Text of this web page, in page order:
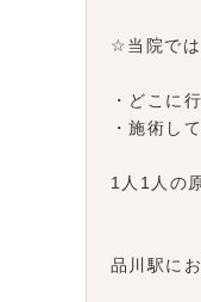
☆当院では
・どこに
・施術し
1人1人の
品川駅に